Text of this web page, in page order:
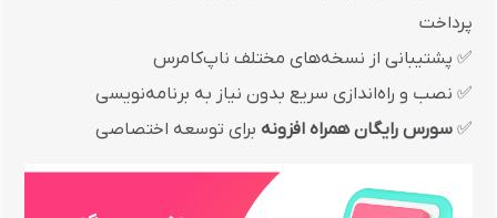
پرداخت
✅ پشتیبانی از نسخه‌های مختلف ناپ‌کامرس
✅ نصب و راه‌اندازی سریع بدون نیاز به برنامه‌نویسی
✅ سورس رایگان همراه افزونه برای توسعه اختصاصی